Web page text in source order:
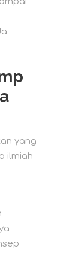
yang
ilmiah